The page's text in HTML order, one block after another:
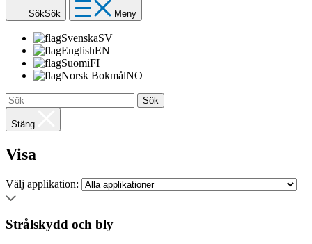
SökSök Meny
SvenskaSV
EnglishEN
SuomiFI
Norsk BokmålNO
Sök
Stäng
Visa
Välj applikation:
Strålskydd och bly